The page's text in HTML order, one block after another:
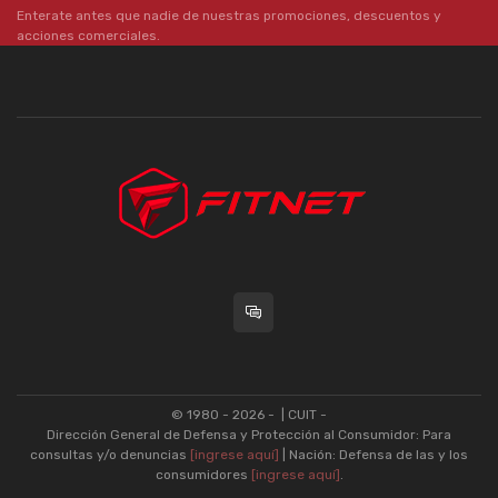
Enterate antes que nadie de nuestras promociones, descuentos y
acciones comerciales.
© 1980 - 2026 -
| CUIT -
Dirección General de Defensa y Protección al Consumidor: Para
consultas y/o denuncias [ingrese aquí]
| Nación: Defensa de las y los
consumidores [ingrese aquí] .